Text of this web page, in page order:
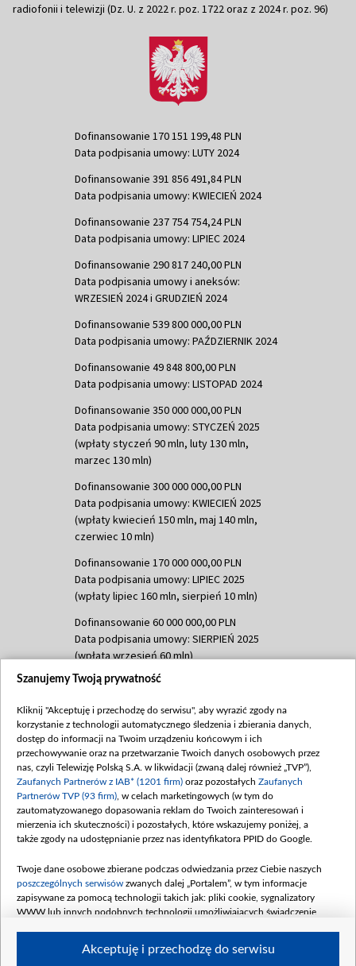
radiofonii i telewizji (Dz. U. z 2022 r. poz. 1722 oraz z 2024 r. poz. 96)
Dofinansowanie 170 151 199,48 PLN
Data podpisania umowy: LUTY 2024
Dofinansowanie 391 856 491,84 PLN
Data podpisania umowy: KWIECIEŃ 2024
Dofinansowanie 237 754 754,24 PLN
Data podpisania umowy: LIPIEC 2024
Dofinansowanie 290 817 240,00 PLN
Data podpisania umowy i aneksów:
WRZESIEŃ 2024 i GRUDZIEŃ 2024
Dofinansowanie 539 800 000,00 PLN
Data podpisania umowy: PAŹDZIERNIK 2024
Dofinansowanie 49 848 800,00 PLN
Data podpisania umowy: LISTOPAD 2024
Dofinansowanie 350 000 000,00 PLN
Data podpisania umowy: STYCZEŃ 2025
(wpłaty styczeń 90 mln, luty 130 mln,
marzec 130 mln)
Dofinansowanie 300 000 000,00 PLN
Data podpisania umowy: KWIECIEŃ 2025
(wpłaty kwiecień 150 mln, maj 140 mln,
czerwiec 10 mln)
Dofinansowanie 170 000 000,00 PLN
Data podpisania umowy: LIPIEC 2025
(wpłaty lipiec 160 mln, sierpień 10 mln)
Dofinansowanie 60 000 000,00 PLN
Data podpisania umowy: SIERPIEŃ 2025
(wpłata wrzesień 60 mln)
Dofinansowanie 635 783 051,21 PLN
(wpłata wrzesień 100 mln, październik 350
mln, listopad 265 mln)
Dofinansowanie 48 862 000,00 PLN
Data podpisania umowy: GRUDZIEŃ 2025
(wpłata grudzień 60,548 mln)
Dofinansowanie 900 000 000,00 PLN
Data podpisania umowy: LUTY 2026 (wpłata
kwiecień 180 mln, 7 maja 180 mln, 8
czerwca 90 mln)
Dofinansowanie 250 000 000,00 PLN
4 sierpnia 250 mln
Szanujemy Twoją prywatność
Kliknij "Akceptuję i przechodzę do serwisu", aby wyrazić zgody na
korzystanie z technologii automatycznego śledzenia i zbierania danych,
dostęp do informacji na Twoim urządzeniu końcowym i ich
przechowywanie oraz na przetwarzanie Twoich danych osobowych przez
nas, czyli Telewizję Polską S.A. w likwidacji (zwaną dalej również „TVP”),
Zaufanych Partnerów z IAB* (1201 firm) oraz pozostałych Zaufanych
Partnerów TVP (93 firm) , w celach marketingowych (w tym do
zautomatyzowanego dopasowania reklam do Twoich zainteresowań i
mierzenia ich skuteczności) i pozostałych, które wskazujemy poniżej, a
także zgody na udostępnianie przez nas identyfikatora PPID do Google.
Twoje dane osobowe zbierane podczas odwiedzania przez Ciebie naszych
poszczególnych serwisów zwanych dalej „Portalem”, w tym informacje
zapisywane za pomocą technologii takich jak: pliki cookie, sygnalizatory
WWW lub innych podobnych technologii umożliwiających świadczenie
Akceptuję i przechodzę do serwisu